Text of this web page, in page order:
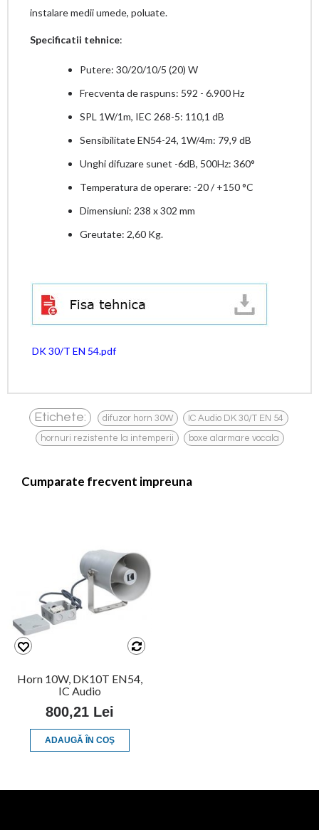
instalare medii umede, poluate.
Specificatii tehnice:
Putere: 30/20/10/5 (20) W
Frecventa de raspuns: 592 - 6.900 Hz
SPL 1W/1m, IEC 268-5: 110,1 dB
Sensibilitate EN54-24, 1W/4m: 79,9 dB
Unghi difuzare sunet -6dB, 500Hz: 360°
Temperatura de operare: -20 / +150 °C
Dimensiuni: 238 x 302 mm
Greutate: 2,60 Kg.
DK 30/T EN 54.pdf
Etichete: difuzor horn 30W , IC Audio DK 30/T EN 54 ,
hornuri rezistente la intemperii , boxe alarmare vocala
Cumparate frecvent impreuna
Horn 10W, DK10T EN54,
IC Audio
800,21 Lei
ADAUGĂ ÎN COŞ